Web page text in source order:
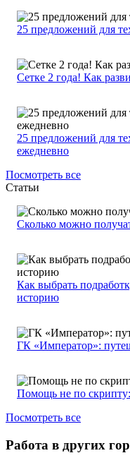
25 предложений для
Сетке 2 года! Как
25 предложений для
ежедневно
Посмотреть все
Статьи
Сколько можно
Как выбрать
историю
ГК «Император»:
Помощь не по
Посмотреть все
Работа в других